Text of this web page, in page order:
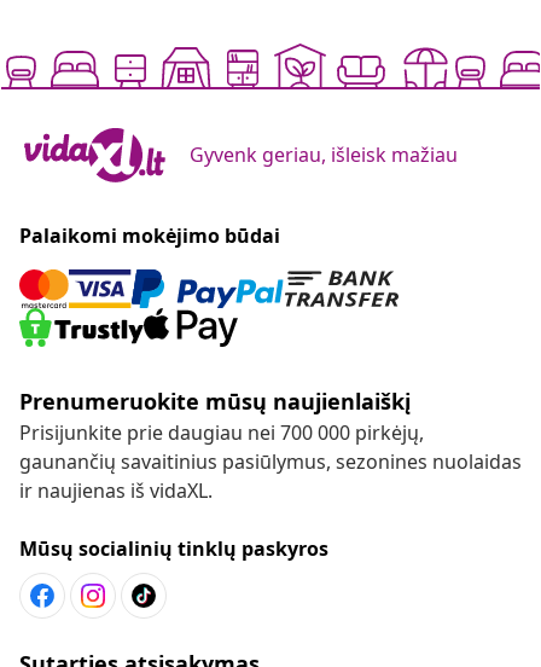
Gyvenk geriau, išleisk mažiau
Palaikomi mokėjimo būdai
Prenumeruokite mūsų naujienlaiškį
Prisijunkite prie daugiau nei 700 000 pirkėjų,
gaunančių savaitinius pasiūlymus, sezonines nuolaidas
ir naujienas iš vidaXL.
Mūsų socialinių tinklų paskyros